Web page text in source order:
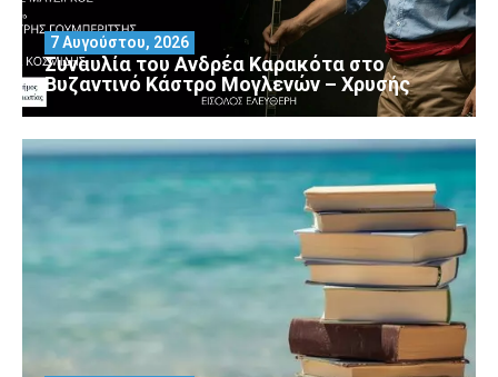
Συναυλία του Ανδρέα Καρακότα στο
Βυζαντινό Κάστρο Μογλενών – Χρυσής
7 Αυγούστου, 2026